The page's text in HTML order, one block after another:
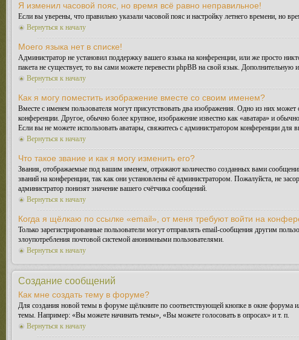
Я изменил часовой пояс, но время всё равно неправильное!
Если вы уверены, что правильно указали часовой пояс и настройку летнего времени, но
Вернуться к началу
Моего языка нет в списке!
Администратор не установил поддержку вашего языка на конференции, или же просто
пакета не существует, то вы сами можете перевести phpBB на свой язык.
Вернуться к началу
Как я могу поместить изображение вместе со своим именем?
Вместе с именем пользователя могут присутствовать два изображения. Одно из них
конференции. Другое, обычно более крупное, изображение известно как «аватара» и
Если вы не можете использовать аватары, свяжитесь с администратором конференции для
Вернуться к началу
Что такое звание и как я могу изменить его?
Звания, отображаемые под вашим именем, отражают количество созданных вами
званий на конференции, так как они установлены её администратором. Пожалуйста, не
администратор понизят значение вашего счётчика сообщений.
Вернуться к началу
Когда я щёлкаю по ссылке «email», от меня требуют войти на
Только зарегистрированные пользователи могут отправлять email-сообщения другим
злоупотребления почтовой системой анонимными пользователями.
Вернуться к началу
Создание сообщений
Как мне создать тему в форуме?
Для создания новой темы в форуме щёлкните по соответствующей кнопке в окне форума
темы. Например: «Вы можете начинать темы», «Вы можете голосовать в опросах» и т. п.
Вернуться к началу